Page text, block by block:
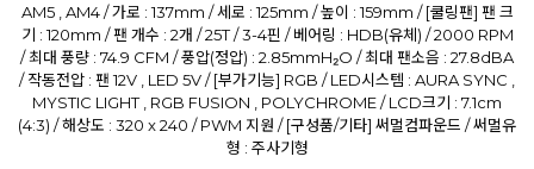
AM5 , AM4 / 가로 : 137mm / 세로 : 125mm / 높이 : 159mm / [쿨링팬] 팬 크
기 : 120mm / 팬 개수 : 2개 / 25T / 3-4핀 / 베어링 : HDB(유체) / 2000 RPM
/ 최대 풍량 : 74.9 CFM / 풍압(정압) : 2.85mmH₂O / 최대 팬소음 : 27.8dBA
/ 작동전압 : 팬 12V , LED 5V / [부가기능] RGB / LED시스템 : AURA SYNC ,
MYSTIC LIGHT , RGB FUSION , POLYCHROME / LCD크기 : 7.1cm
(4:3) / 해상도 : 320 x 240 / PWM 지원 / [구성품/기타] 써멀컴파운드 / 써멀유
형 : 주사기형